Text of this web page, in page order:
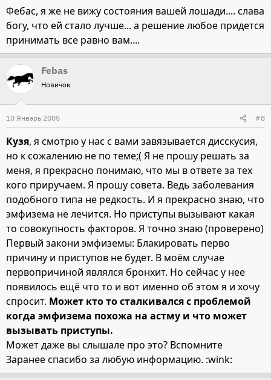
Фебас, я же не вижу состояния вашей лошади.... слава
богу, что ей стало лучше... а решение любое придется
принимать все равно вам....
Febas
Новичок
10 Январь 2005 #8
Кузя, я смотрю у нас с вами завязывается дисскусия,
но к сожалению не по теме;( Я не прошу решать за
меня, я прекрасно понимаю, что мы в ответе за тех
кого приручаем. Я прошу совета. Ведь заболевания
подобного типа не редкость. И я прекрасно знаю, что
эмфизема не лечится. Но приступы вызывают какая
то совокупность факторов. Я точно знаю (проверено)
Первый закони эмфиземы: Блакировать перво
причину и приступов не будет. В моём случае
первопричиной являлся бронхит. Но сейчас у нее
появилось ещё что то и вот именно об этом я и хочу
спросит. Может кто то сталкивался с проблемой
когда эмфизема похожа на астму и что может
вызывать приступы.
Может даже вы слышале про это? Вспомните
Заранее спасибо за любую информацию. :wink: